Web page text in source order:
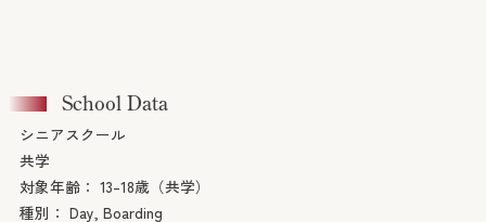
会社概要School Data
シニアスクール
共学
対象年齢： 13–18歳（共学）
種別： Day, Boarding